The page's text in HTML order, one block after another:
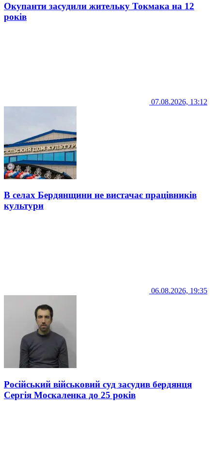
Окупанти засудили жительку Токмака на 12
років
07.08.2026, 13:12
В селах Бердянщини не вистачає працівників
культури
06.08.2026, 19:35
Російський військовий суд засудив бердянця
Сергія Москаленка до 25 років